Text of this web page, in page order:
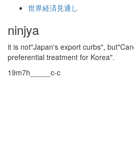
世界経済見通し
ninjya
it is not"Japan's export curbs",
preferential treatment for Korea".
19m7h_____c-c